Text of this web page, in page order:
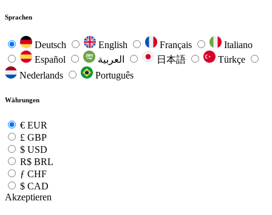
Sprachen
Deutsch English Français
Italiano
Español
日本語
Türkçe
Nederlands
Português
Währungen
€ EUR
£ GBP
$ USD
R$ BRL
ƒ CHF
$ CAD
Akzeptieren